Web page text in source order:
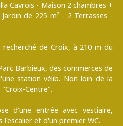
Cavrois - Maison 2 chambres +
de 225 m² - 2 Terrasses -
de Croix, à 210 m du
Barbieux, des commerces de
station vélib. Non loin de la
Centre".
d'une entrée avec vestiaire,
l'escalier et d'un premier WC.